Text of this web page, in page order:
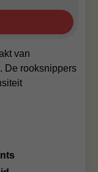
van
De rooksnippers